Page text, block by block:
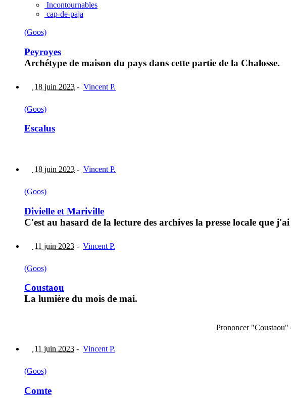
Incontournables
cap-de-paja
(Goos)
Peyroyes
Archétype de maison du pays dans cette partie de la Chalosse.
18 juin 2023 - Vincent P.
(Goos)
Escalus
18 juin 2023 - Vincent P.
(Goos)
Divielle et Mariville
C'est au hasard de la lecture des archives la presse locale que
11 juin 2023 - Vincent P.
(Goos)
Coustaou
La lumière du mois de mai.
Prononcer
11 juin 2023 - Vincent P.
(Goos)
Comte